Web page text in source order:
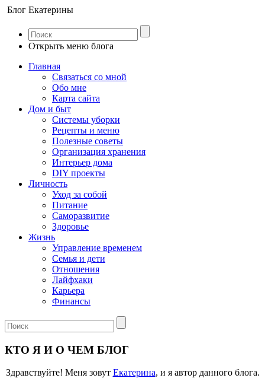
Блог Екатерины
Открыть меню блога
Главная
Связаться со мной
Обо мне
Карта сайта
Дом и быт
Системы уборки
Рецепты и меню
Полезные советы
Организация хранения
Интерьер дома
DIY проекты
Личность
Уход за собой
Питание
Саморазвитие
Здоровье
Жизнь
Управление временем
Семья и дети
Отношения
Лайфхаки
Карьера
Финансы
КТО Я И О ЧЕМ БЛОГ
Здравствуйте! Меня зовут Екатерина, и я автор данного блога.